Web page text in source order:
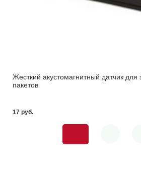
Жесткий акустомагнитный датчик
пакетов
17 pуб.